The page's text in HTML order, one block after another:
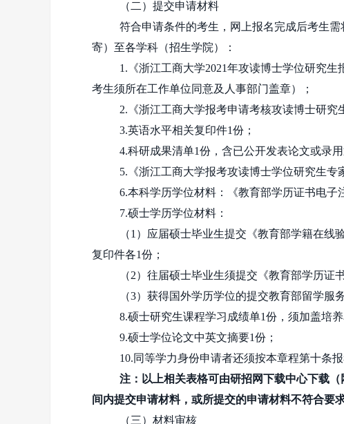
（二）提交申请材料
符合申请条件的考生，网上报名完成后考生
寄）至各学科（招生学院）：
1.《浙江工商大学2021年攻读博士学位研究生
考生须所在工作单位同意及人事部门盖章）；
2.《浙江工商大学报考申请考核攻读博士研究
3.英语水平相关复印件1份；
4.科研成果清单1份，含已公开发表论文或录
5.《浙江工商大学报考攻读博士学位研究生专
6.本科学历学位材料：《教育部学历证书电子
7.硕士学历学位材料：
（1 ）应届硕士毕业生提交《教育部学籍在线
复印件各1份；
（2）往届硕士毕业生须提交《教育部学历证
（3）获得国外学历学位的提交教育部留学服
8.硕士研究生课程学习成绩单1份，须加盖培
9.硕士学位论文中英文摘要1份；
10.同等学力身份申请者还须按本章程第十条
注：以上相关表格可由研招网下载中心下载（
间内提交申请材料，或所提交的申请材料不符合要
（三）材料审核